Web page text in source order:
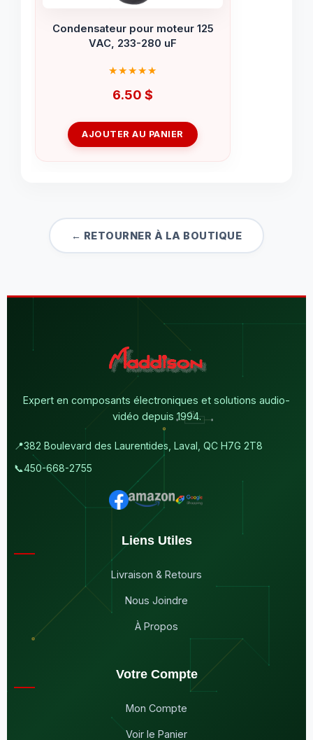
Condensateur pour moteur 125
VAC, 233-280 uF
6.50 $
AJOUTER AU PANIER
← RETOURNER À LA BOUTIQUE
Expert en composants électroniques et solutions audio-
vidéo depuis 1994.
📍382 Boulevard des Laurentides, Laval, QC H7G 2T8
📞450-668-2755
Liens Utiles
Livraison & Retours
Nous Joindre
À Propos
Votre Compte
Mon Compte
Voir le Panier